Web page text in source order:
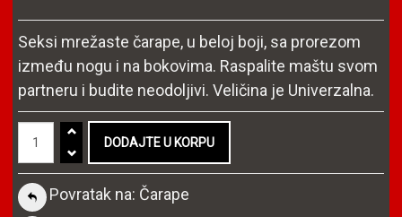
Seksi mrežaste čarape, u beloj boji, sa prorezom
između nogu i na bokovima. Raspalite maštu svom
partneru i budite neodoljivi. Veličina je Univerzalna.
Povratak na: Čarape